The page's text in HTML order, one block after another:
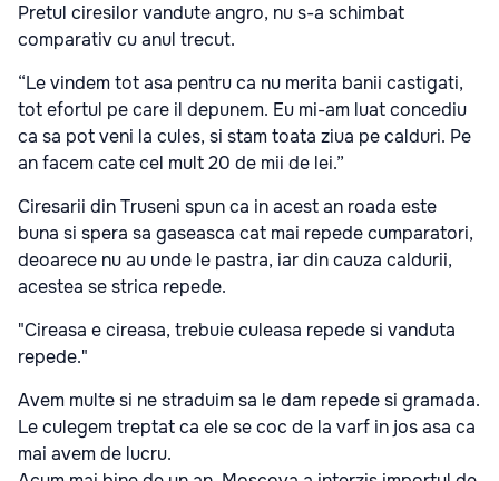
Pretul ciresilor vandute angro, nu s-a schimbat
comparativ cu anul trecut.
“Le vindem tot asa pentru ca nu merita banii castigati,
tot efortul pe care il depunem. Eu mi-am luat concediu
ca sa pot veni la cules, si stam toata ziua pe calduri. Pe
an facem cate cel mult 20 de mii de lei.”
Ciresarii din Truseni spun ca in acest an roada este
buna si spera sa gaseasca cat mai repede cumparatori,
deoarece nu au unde le pastra, iar din cauza caldurii,
acestea se strica repede.
"Cireasa e cireasa, trebuie culeasa repede si vanduta
repede."
Avem multe si ne straduim sa le dam repede si gramada.
Le culegem treptat ca ele se coc de la varf in jos asa ca
mai avem de lucru.